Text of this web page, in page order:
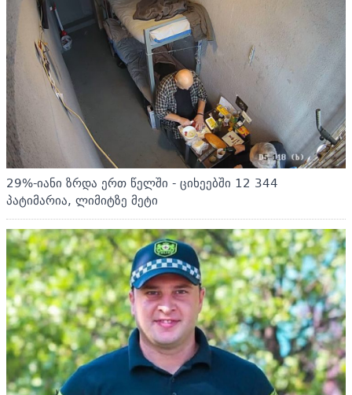
29%-იანი ზრდა ერთ წელში - ციხეებში 12 344
პატიმარია, ლიმიტზე მეტი